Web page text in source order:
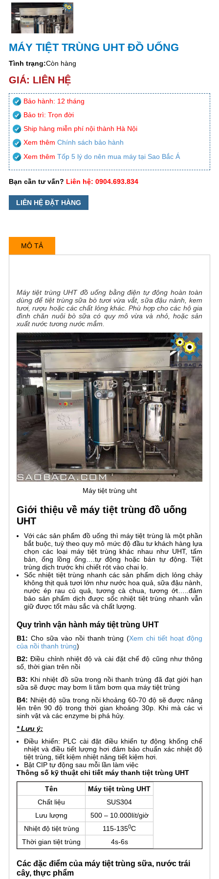
MÁY TIỆT TRÙNG UHT ĐỒ UỐNG
Tình trạng:Còn hàng
GIÁ: LIÊN HỆ
Bảo hành: 12 tháng
Bảo trì: Trọn đời
Ship hàng miễn phí nội thành Hà Nội
Xem thêm Chính sách bảo hành
Xem thêm Tốp 5 lý do nên mua máy tại Sao Bắc Á
Bạn cần tư vấn? Liên hệ: 0904.693.834
LIÊN HỆ ĐẶT HÀNG
MÔ TẢ
Máy tiệt trùng UHT đồ uống bằng điện tự động hoàn toàn
dùng để tiệt trùng sữa bò tươi vừa vắt, sữa đậu nành, kem
tươi, rượu hoặc các chất lỏng khác. Phù hợp cho các hộ gia
đình chăn nuôi bò sữa có quy mô vừa và nhỏ, hoặc sản
xuất nước tương nước mắm.
Máy tiệt trùng uht
Giới thiệu về máy tiệt trùng đồ uống
UHT
Với các sản phẩm đồ uống thì máy tiệt trùng là một phần
bắt buộc, tuỳ theo quy mô mức độ đầu tư khách hàng lựa
chọn các loại máy tiệt trùng khác nhau như UHT, tấm
bản, ống lồng ống….tự động hoặc bán tự động. Tiệt
trùng dịch trước khi chiết rót vào chai lọ.
Sốc nhiệt tiệt trùng nhanh các sản phẩm dịch lỏng chảy
không thịt quả tươi lớn như nước hoa quả, sữa đậu nành,
nước ép rau củ quả, tương cà chua, tương ớt…..đảm
bảo sản phẩm dịch được sốc nhiệt tiệt trùng nhanh vẫn
giữ được tốt màu sắc và chất lượng.
Quy trình vận hành máy tiệt trùng UHT
B1: Cho sữa vào nồi thanh trùng (Xem chi tiết hoạt động
của nồi thanh trùng)
B2: Điều chỉnh nhiệt độ và cài đặt chế độ cũng như thông
số, thời gian trên nồi
B3: Khi nhiệt đồ sữa trong nồi thanh trùng đã đạt giới hạn
sữa sẽ được may bơm li tâm bơm qua máy tiệt trùng
B4: Nhiệt độ sữa trong nồi khoảng 60-70 độ sẽ được nâng
lên trên 90 độ trong thời gian khoảng 30p. Khi mà các vi
sinh vật và các enzyme bị phá hủy.
* Lưu ý:
Điều khiển: PLC cài đặt điều khiển tự động khống chế
nhiệt và điều tiết lượng hơi đảm bảo chuẩn xác nhiệt độ
tiệt trùng, tiết kiệm nhiệt năng tiết kiệm hơi.
Bật CIP tự động sau mỗi lần làm việc
Thông số kỹ thuật chi tiết máy thanh tiệt trùng UHT
Tên
Máy tiệt trùng UHT
Chất liệu
SUS304
Lưu lượng
500 – 10.000lít/giờ
Nhiệt độ tiệt trùng
115-1350C
Thời gian tiệt trùng
4s-6s
Các đặc điểm của máy tiệt trùng sữa, nước trái
cây, thực phẩm